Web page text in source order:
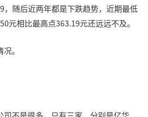
，随后近两年都是下跌趋势，近期最低
元相比最高点363.19元还远远不及。
。